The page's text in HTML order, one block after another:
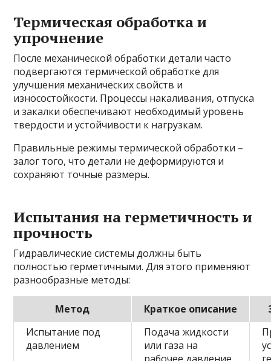
Термическая обработка и
упрочнение
После механической обработки детали часто
подвергаются термической обработке для
улучшения механических свойств и
износостойкости. Процессы накаливания, отпуска
и закалки обеспечивают необходимый уровень
твердости и устойчивости к нагрузкам.
Правильные режимы термической обработки –
залог того, что детали не деформируются и
сохраняют точные размеры.
Испытания на герметичность и
прочность
Гидравлические системы должны быть
полностью герметичными. Для этого применяют
разнообразные методы:
Метод Краткое описание
Испытание под
давлением
Подача жидкости
или газа на